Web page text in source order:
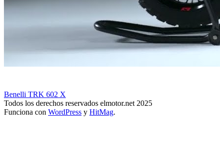
Benelli TRK 602 X
Todos los derechos reservados elmotor.net 2025
Funciona con WordPress y HitMag.